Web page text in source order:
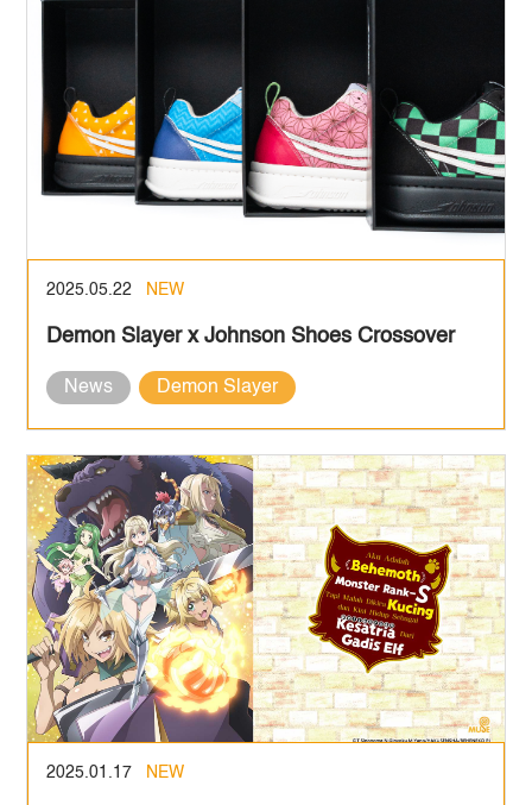
2025.05.22 NEW
Demon Slayer x Johnson Shoes Crossover
News Demon Slayer
2025.01.17 NEW